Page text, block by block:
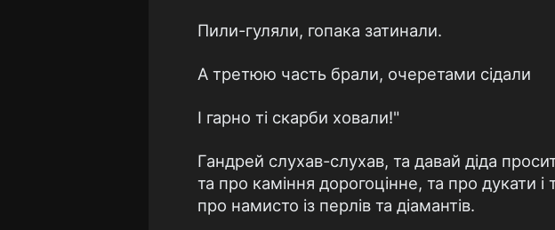
Пили-гуляли, гопака затинали.
А третюю часть брали, очеретами сідали
І гарно ті скарби ховали!"
Гандрей слухав-слухав, та давай діда
та про каміння дорогоцінне, та про дукати і
про намисто із перлів та діамантів.